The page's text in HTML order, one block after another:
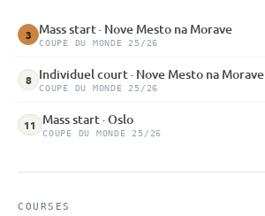
3 Mass start · Nove Mesto na Morave
COUPE DU MONDE 25/26
8 Individuel court · Nove Mesto na Morave
COUPE DU MONDE 25/26
11 Mass start · Oslo
COUPE DU MONDE 25/26
COURSES